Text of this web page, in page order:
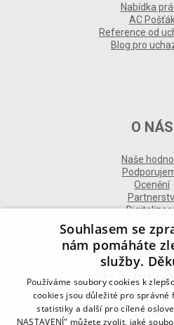
Nabídka
AC
Reference od
Blog pro
O NÁS
Naše
Ocenění
DALŠÍ
Kontakt
Souhlasem se
nám pomáháte
služby.
Používáme soubory cookies k
cookies jsou důležité pro
statistiky a další pro cílené
NASTAVENÍ" můžete zvolit, jaké